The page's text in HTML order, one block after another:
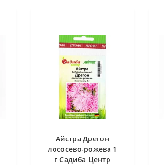
Айстра Дрегон
лососево-рожева 1
г Садиба Центр